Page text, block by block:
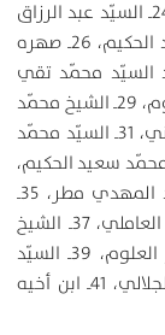
قربان علي الكابلي، 23ـ الشيخ حسن البهبهاني، 24ـ السيّد عبد الرزاق
المقرّم، 25ـ صهره السيّد محمّد علي السيّد أحمد الحكيم، 26ـ صهره
علي اليزدي، 27ـ الشهيد السيّد محمّد تقي
المرعشي، 28ـ الشهيد السيّد علاء الدين بحر العلوم، 29ـ الشيخ محمّد
باقر المحمودي، 30ـ الشيخ محيي الدين المامقاني، 31ـ السيّد محمّد
32ـ سبطه السيّد محمّد سعيد الحكيم،
33ـ الشيخ محمّد جواد آل راضي‏، 34ـ الشيخ عبد المهدي مطر، 35ـ
الشيخ حسين مشكور، 36ـ السيّد هاشم معروف العاملي، 37ـ الشيخ
محمّد تقي الفقيه، 38ـ السيّد محمّد تقي بحر العلوم، 39ـ السيّد
حسن الخرسان، 40ـ الشهيد السيّد محمّد تقي الجلالي، 41ـ ابن أخيه